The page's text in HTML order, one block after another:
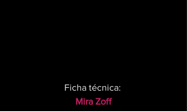
Ficha técnica:
Mira Zoff